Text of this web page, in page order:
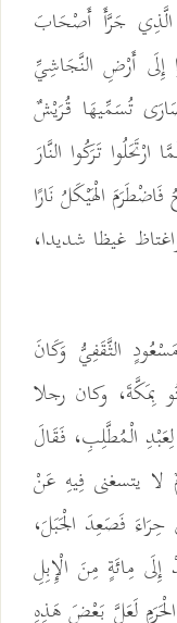
جَرَّأَ أَصْحَابَ
إِلَى أَرْضِ النَّجَاشِيِّ
تُسَمِّيهَا قُرَيْشٌ
تَرَكُوا النَّارَ
الْهَيْكَلُ نَارًا
غيظا شديدا،
الثَّقَفِيُّ وَكَانَ
وكان رجلا
لِعَبْدِ الْمُطَّلِبِ، فَقَالَ
يتسغنى فِيهِ عَنْ
فَصَعِدَ الْجَبَلَ،
مِائَةٍ مِنَ الْإِبِلِ
الْحَرَمِ لَعَلَّ بَعْضَ هَذِهِ